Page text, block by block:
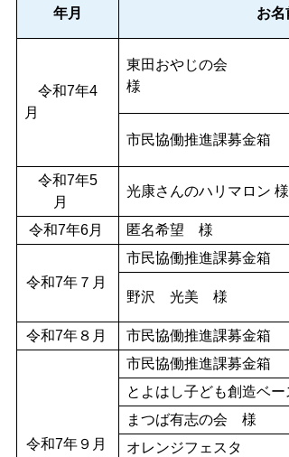
年月 お名
令和7年4
月
東田おやじの会
市民協働推進課募金箱
令和7年5
月
光康さんのハリマロン 様
令和7年6月 匿名希望 様
令和7年７月
市民協働推進課募金箱
野沢 光美 様
令和7年８月 市民協働推進課募金箱
令和7年９月
市民協働推進課募金箱
とよはし子ども創造ベ
まつば有志の会 様
オレンジフェスタ